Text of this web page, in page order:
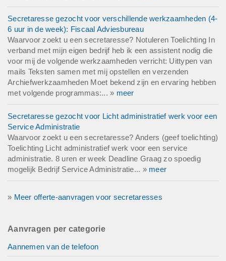
Secretaresse gezocht voor verschillende werkzaamheden (4-
6 uur in de week): Fiscaal Adviesbureau
Waarvoor zoekt u een secretaresse? Notuleren Toelichting In
verband met mijn eigen bedrijf heb ik een assistent nodig die
voor mij de volgende werkzaamheden verricht: Uittypen van
mails Teksten samen met mij opstellen en verzenden
Archiefwerkzaamheden Moet bekend zijn en ervaring hebben
met volgende programmas:... » meer
Secretaresse gezocht voor Licht administratief werk voor een
Service Administratie
Waarvoor zoekt u een secretaresse? Anders (geef toelichting)
Toelichting Licht administratief werk voor een service
administratie. 8 uren er week Deadline Graag zo spoedig
mogelijk Bedrijf Service Administratie... » meer
» Meer offerte-aanvragen voor secretaresses
Aanvragen per categorie
Aannemen van de telefoon